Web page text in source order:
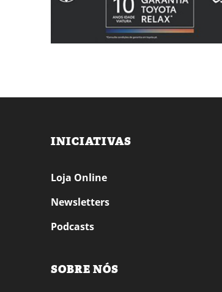
INICIATIVAS
Loja Online
Newsletters
Podcasts
SOBRE NÓS